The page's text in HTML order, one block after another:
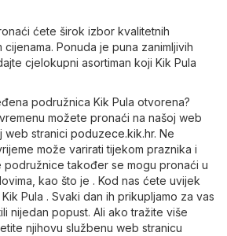
ćete širok izbor kvalitetnih
Ponuda je puna zanimljivih
cjelokupni asortiman koji Kik Pula
podružnica Kik Pula otvorena?
možete pronaći na našoj web
web stranici poduzece.kik.hr. Ne
može varirati tijekom praznika i
podružnice također se mogu pronaći u
kao što je . Kod nas ćete uvijek
Pula . Svaki dan ih prikupljamo za vas
nijedan popust. Ali ako tražite više
njihovu službenu web stranicu